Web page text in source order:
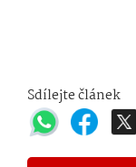
Sdílejte článek